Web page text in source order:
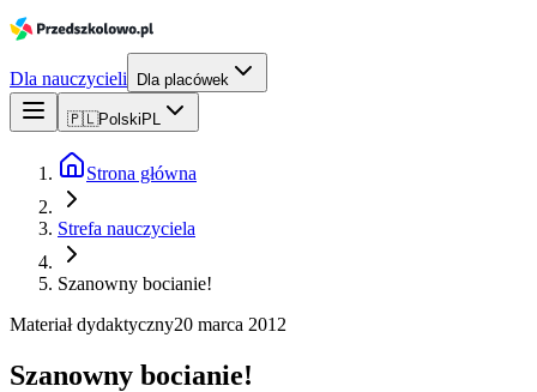
Dla nauczycieli Dla placówek
🇵🇱Polski PL
Strona główna
Strefa nauczyciela
Szanowny bocianie!
Materiał dydaktyczny20 marca 2012
Szanowny bocianie!